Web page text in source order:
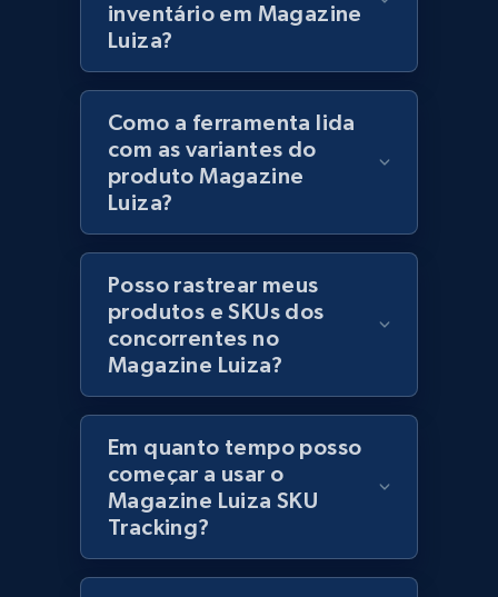
Lazada - Products - Discover products by
category URL or brand URL
URL, Title, Rating, Reviews, Initial price, Final
price, Currency, Stock, and more.
991+ 165+ Comece agora
Lazada - Products - Discover products by
seller URL
991+ 165+ Comece agora
inventário em Magazine
Luiza?
Como a ferramenta lida
com as variantes do
produto Magazine
Luiza?
Posso rastrear meus
produtos e SKUs dos
concorrentes no
Magazine Luiza?
Em quanto tempo posso
começar a usar o
Magazine Luiza SKU
Tracking?